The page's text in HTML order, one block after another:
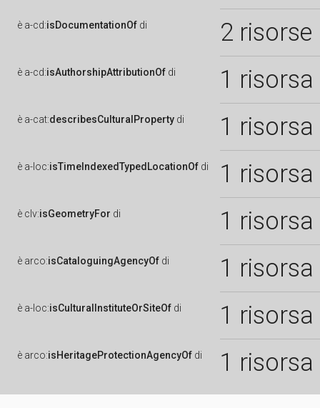
è a-cd:isDocumentationOf di 2 risorse
è a-cd:isAuthorshipAttributionOf di 1 risorsa
è a-cat:describesCulturalProperty di 1 risorsa
è a-loc:isTimeIndexedTypedLocationOf di 1 risorsa
è clv:isGeometryFor di 1 risorsa
è arco:isCataloguingAgencyOf di 1 risorsa
è a-loc:isCulturalInstituteOrSiteOf di 1 risorsa
è arco:isHeritageProtectionAgencyOf di 1 risorsa